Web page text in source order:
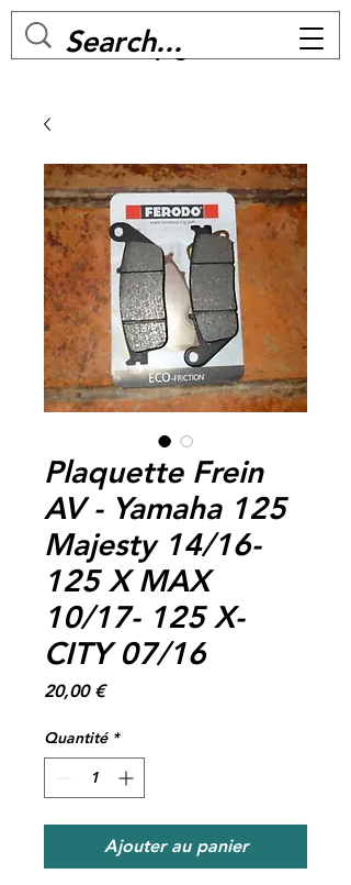
MC BIKE Perpignan
Plaquette Frein
AV - Yamaha 125
Majesty 14/16-
125 X MAX
10/17- 125 X-
CITY 07/16
20,00 €Prix
Quantité *
Ajouter au panier